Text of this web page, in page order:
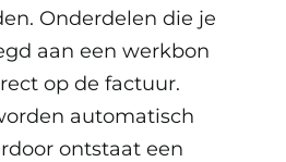
Onderdelen die je
aan een werkbon
op de factuur.
automatisch
ontstaat een